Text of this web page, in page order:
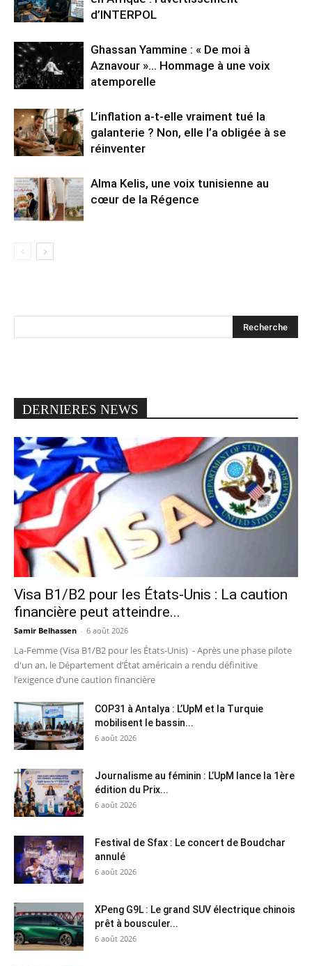
d’INTERPOL
Ghassan Yammine : « De moi à
Aznavour »… Hommage à une voix
atemporelle
L’inflation a-t-elle vraiment tué la
galanterie ? Non, elle l’a obligée à se
réinventer
Alma Kelis, une voix tunisienne au
cœur de la Régence
DERNIERES NEWS
Visa B1/B2 pour les États-Unis : La caution
financière peut atteindre...
Samir Belhassen - 6 août 2026
La-Femme (Visa B1/B2 pour les États-Unis) - Après une phase pilote
d'un an, le Département d’État américain a rendu définitive
l’exigence d’une caution financière
COP31 à Antalya : L’UpM et la Turquie
mobilisent le bassin...
6 août 2026
Journalisme au féminin : L’UpM lance la 1ère
édition du Prix...
6 août 2026
Festival de Sfax : Le concert de Boudchar
annulé
6 août 2026
XPeng G9L : Le grand SUV électrique chinois
prêt à bousculer...
6 août 2026